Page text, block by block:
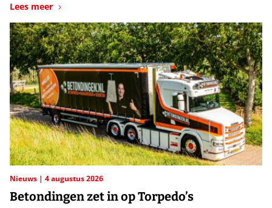
Lees meer
Nieuws 4 augustus 2026
Betondingen zet in op Torpedo’s